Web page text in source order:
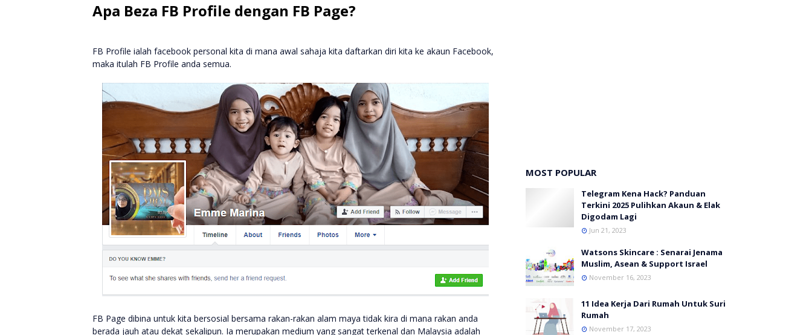
Apa Beza FB Profile dengan FB Page?
FB Profile ialah facebook personal kita di mana awal sahaja kita daftarkan diri kita ke akaun Facebook,
maka itulah FB Profile anda semua.
FB Page dibina untuk kita bersosial bersama rakan-rakan alam maya tidak kira di mana rakan anda
berada jauh atau dekat sekalipun. Ia merupakan medium yang sangat terkenal dan Malaysia adalah
MOST POPULAR
Telegram Kena Hack? Panduan
Terkini 2025 Pulihkan Akaun & Elak
Digodam Lagi
Jun 21, 2023
Watsons Skincare : Senarai Jenama
Muslim, Asean & Support Israel
November 16, 2023
11 Idea Kerja Dari Rumah Untuk Suri
Rumah
November 17, 2023